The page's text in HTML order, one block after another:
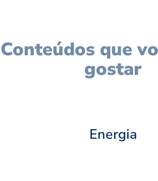
Conteúdos que
gostar
Energia